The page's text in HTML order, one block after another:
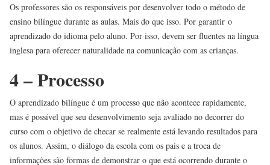
Os professores são os responsáveis por desenvolver todo o método de
ensino bilíngue durante as aulas. Mais do que isso. Por garantir o
aprendizado do idioma pelo aluno. Por isso, devem ser fluentes na língua
inglesa para oferecer naturalidade na comunicação com as crianças.
4 – Processo
O aprendizado bilíngue é um processo que não acontece rapidamente,
mas é possível que seu desenvolvimento seja avaliado no decorrer do
curso com o objetivo de checar se realmente está levando resultados para
os alunos. Assim, o diálogo da escola com os pais e a troca de
informações são formas de demonstrar o que está ocorrendo durante o